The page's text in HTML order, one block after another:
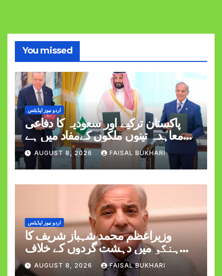
You missed
اردو نیوز اپڈیٹس
پاکستان ترکیے اور سعودیہ کا دفاعی
معاہدہ تینوں ملکوں کےمفاد میں ہے
وزیراعظم شہبازشریف
AUGUST 8, 2026 FAISAL BUKHARI
اردو نیوز اپڈیٹس
وزیراعظم محمد شہباز شریف کا
ہنگو میں دہشت گردوں کے خلاف
کارروائی کے دوران کیپٹن حمزہ اکرم
کی شہادت پر اظہارِ افسوس
AUGUST 8, 2026 FAISAL BUKHARI